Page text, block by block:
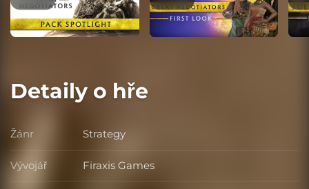
Detaily o hře
Žánr Žánr
Strategy
Vývojář Vývojář
Firaxis Games